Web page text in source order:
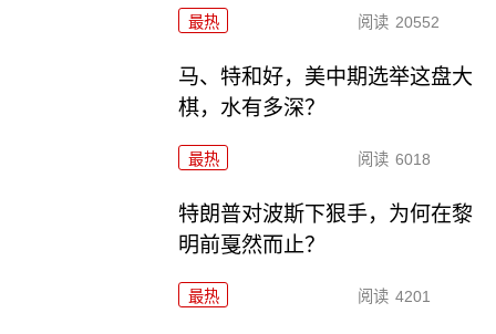
最热 阅读 20552
马、特和好，美中期选举这盘大
棋，水有多深？
最热 阅读 6018
特朗普对波斯下狠手，为何在黎
明前戛然而止？
最热 阅读 4201